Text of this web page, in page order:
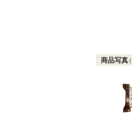
商品写真（